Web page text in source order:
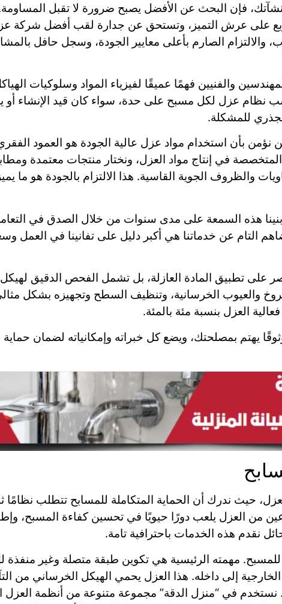
فإن البحث عن الأفضل يصبح ضرورة لا تقبل
على عرش التميز، وتستحق عن جدارة لقب أفضل شركة
الصارم بأعلى معايير الجودة، وسجل حافل
والفنيين فهمًا عميقًا لفيزياء المواد وسلوكيات
عزل لكل مسبح على حدة، سواء كان قيد الإنشاء أو
للمشكلة.
بأن استخدام مواد عزل عالية الجودة هو العمود
في إنتاج مواد العزل، ونختار منتجات معتمدة
والظروف الجوية القاسية. هذا الالتزام بالجودة هو
هذه السمعة على مدى سنوات من خلال الصدق في
التام عن خدماتنا هي أكبر دليل على تفانينا في العمل
على تطبيق المادة العازلة، بل تشمل الفحص الدقيق
والعيوب الخرسانية، وتنظيف السطح وتجهيزه بشكل
العزل بنسبة مئة بالمئة.
يهتم بمصلحتك، ويضع كل خبراته وإمكانياته لضمان
حيث ندرك أن الحماية المتكاملة للمسابح تتطلب نظامًا
من العزل يلعب دورًا حيويًا في تحسين كفاءة المسبح،
نقدم هذه الخدمات باحترافية تامة.
مهمته الرئيسية هي تكوين طبقة متصلة وغير منفذة
إلى داخله. هذا العزل يحمي الهيكل الخرساني من
في “منزل الدقة” مجموعة متنوعة من أنظمة العزل